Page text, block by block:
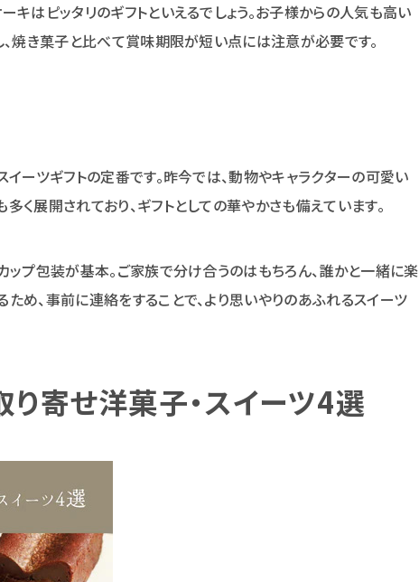
キはピッタリのギフトといえるでしょう。お子様からの人気も高い
、焼き菓子と比べて賞味期限が短い点には注意が必要です。
ーツギフトの定番です。昨今では、動物やキャラクターの可愛い
く展開されており、ギフトとしての華やかさも備えています。
ップ包装が基本。ご家族で分け合うのはもちろん、誰かと一緒に楽
め、事前に連絡をすることで、より思いやりのあふれるスイーツ
寄せ洋菓子・スイーツ4選